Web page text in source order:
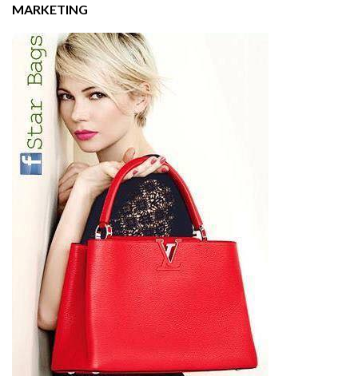
MARKETING